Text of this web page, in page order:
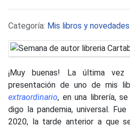
Detalles
Categoría: Mis libros y novedades
¡Muy buenas! La última vez
presentación de uno de mis
extraordinario, en una librería,
digo la pandemia, universal.
2020, la tarde anterior a que